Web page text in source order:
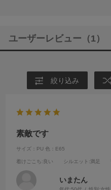
ユーザーレビュー （1）
絞り込み
素敵です
サイズ：PU 色：E65
着けごこち:良い シルエット :満足
いまたん